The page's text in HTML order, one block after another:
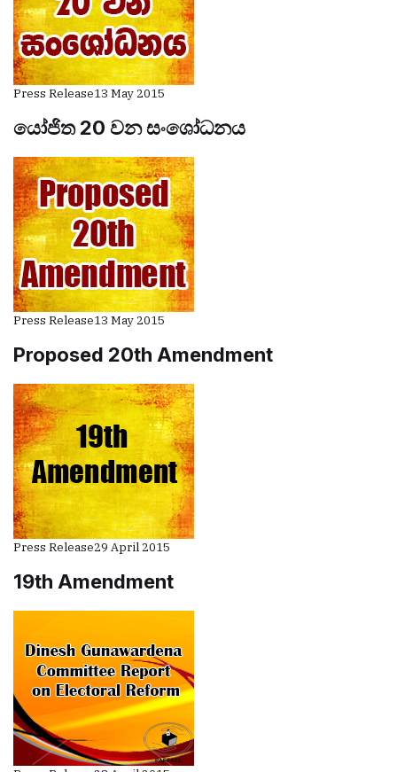
Press Release13 May 2015
යෝජිත 20 වන සංශෝධනය
Press Release13 May 2015
Proposed 20th Amendment
Press Release29 April 2015
19th Amendment